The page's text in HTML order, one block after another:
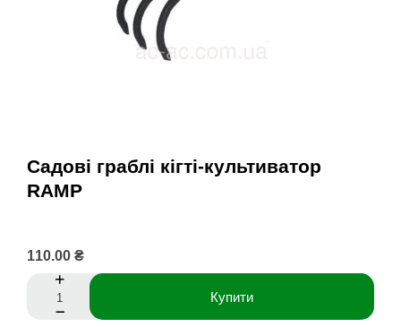
Садові граблі кігті-культиватор
RAMP
110.00 ₴
Купити